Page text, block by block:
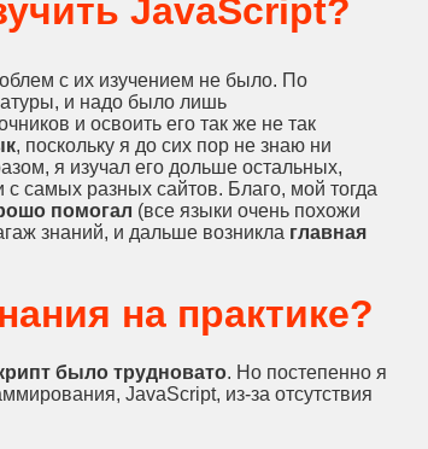
JavaScript?
с их изучением не было. По
и надо было лишь
и освоить его так же не так
, поскольку я до сих пор не знаю ни
я изучал его дольше остальных,
самых разных сайтов. Благо, мой тогда
помогал (все языки очень похожи
знаний, и дальше возникла главная
на практике?
было трудновато. Но постепенно я
JavaScript, из-за отсутствия